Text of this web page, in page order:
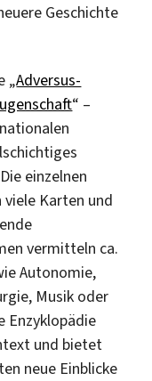
Geschichte
„Adversus-
“ –
einzelnen
Karten und
vermitteln ca.
Autonomie,
Musik oder
Enzyklopädie
und bietet
neue Einblicke